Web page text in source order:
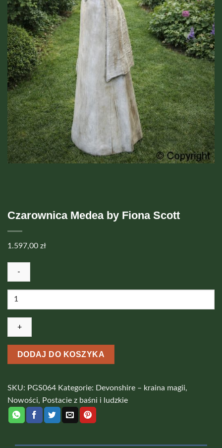
Czarownica Medea by Fiona Scott
1.597,00 zł
ilość
Medea
ScottDODAJ DO KOSZYKA
SKU: PGS064 Kategorie: Devonshire – kraina magii,
Nowości, Postacie z baśni i ludzkie